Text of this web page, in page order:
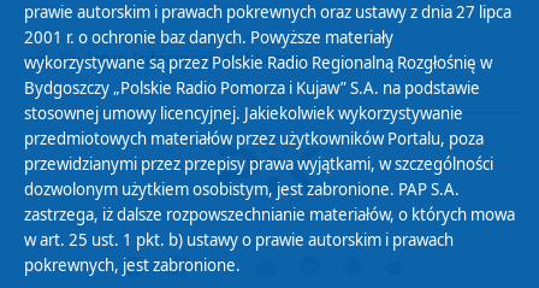
Biuletyn Informacji Publicznej
prawie autorskim i prawach pokrewnych oraz ustawy z dnia 27 lipca
2001 r. o ochronie baz danych. Powyższe materiały
wykorzystywane są przez Polskie Radio Regionalną Rozgłośnię w
Bydgoszczy „Polskie Radio Pomorza i Kujaw” S.A. na podstawie
stosownej umowy licencyjnej. Jakiekolwiek wykorzystywanie
przedmiotowych materiałów przez użytkowników Portalu, poza
przewidzianymi przez przepisy prawa wyjątkami, w szczególności
dozwolonym użytkiem osobistym, jest zabronione. PAP S.A.
zastrzega, iż dalsze rozpowszechnianie materiałów, o których mowa
w art. 25 ust. 1 pkt. b) ustawy o prawie autorskim i prawach
pokrewnych, jest zabronione.